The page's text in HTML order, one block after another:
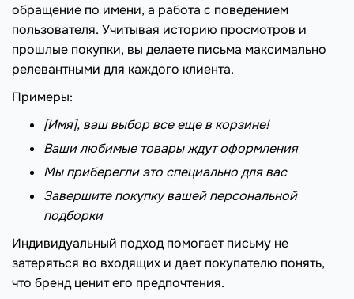
обращение по имени, а работа с поведением
пользователя. Учитывая историю просмотров и
прошлые покупки, вы делаете письма максимально
релевантными для каждого клиента.
Примеры:
[Имя], ваш выбор все еще в корзине!
Ваши любимые товары ждут оформления
Мы приберегли это специально для вас
Завершите покупку вашей персональной
подборки
Индивидуальный подход помогает письму не
затеряться во входящих и дает покупателю понять,
что бренд ценит его предпочтения.